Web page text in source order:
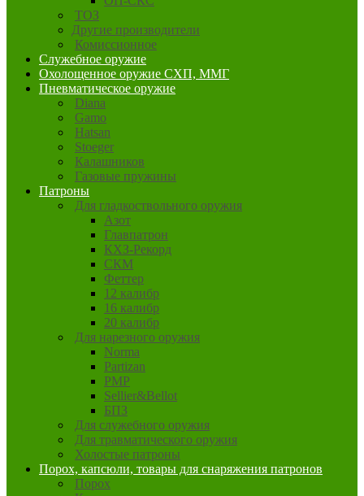
ТОЗ
Другие производители
Комиссионное
Служебное оружие
Охолощенное оружие СХП, ММГ
Пневматическое оружие
Diana
Gamo
Hatsan
Stoeger
Калашников
Газовые пружины
Патроны
Для гладкоствольного оружия
Азот
Главпатрон
КХЗ-Рекорд
СКМ
Феттер
12 калибр
16 калибр
20 калибр
Для нарезного оружия
Norma
Partizan
PMP
Sellier&Bellot
БПЗ
Для служебного оружия
Для травматического оружия
Холостые патроны
Порох, капсюли, товары для снаряжения патронов
Порох